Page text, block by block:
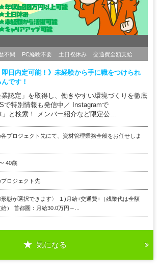
不問 PC経験不要 土日祝休み 交通費全額支給
即日内定可能！》未経験から手に職をつけられ
です！
認定」を取得し、働きやすい環境づくりを徹底
で特別情報も発信中／ Instagramで
」と検索！ メンバー紹介など限定公...
プロジェクト先にて、資材管理業務全般をお任せしま
40歳
ロジェクト先
形態が選択できます〉 １)月給+交通費+（残業代は全額
） 首都圏：月給30.0万円～...
気になる